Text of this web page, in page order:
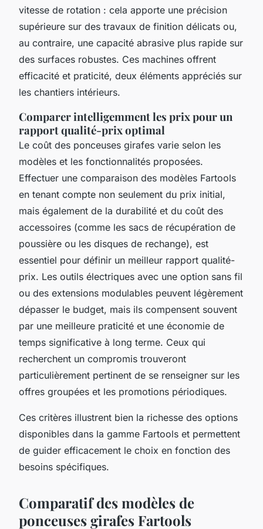
vitesse de rotation : cela apporte une précision
supérieure sur des travaux de finition délicats ou,
au contraire, une capacité abrasive plus rapide sur
des surfaces robustes. Ces machines offrent
efficacité et praticité, deux éléments appréciés sur
les chantiers intérieurs.
Comparer intelligemment les prix pour un
rapport qualité-prix optimal
Le coût des ponceuses girafes varie selon les
modèles et les fonctionnalités proposées.
Effectuer une comparaison des modèles Fartools
en tenant compte non seulement du prix initial,
mais également de la durabilité et du coût des
accessoires (comme les sacs de récupération de
poussière ou les disques de rechange), est
essentiel pour définir un meilleur rapport qualité-
prix. Les outils électriques avec une option sans fil
ou des extensions modulables peuvent légèrement
dépasser le budget, mais ils compensent souvent
par une meilleure praticité et une économie de
temps significative à long terme. Ceux qui
recherchent un compromis trouveront
particulièrement pertinent de se renseigner sur les
offres groupées et les promotions périodiques.
Ces critères illustrent bien la richesse des options
disponibles dans la gamme Fartools et permettent
de guider efficacement le choix en fonction des
besoins spécifiques.
Comparatif des modèles de
ponceuses girafes Fartools